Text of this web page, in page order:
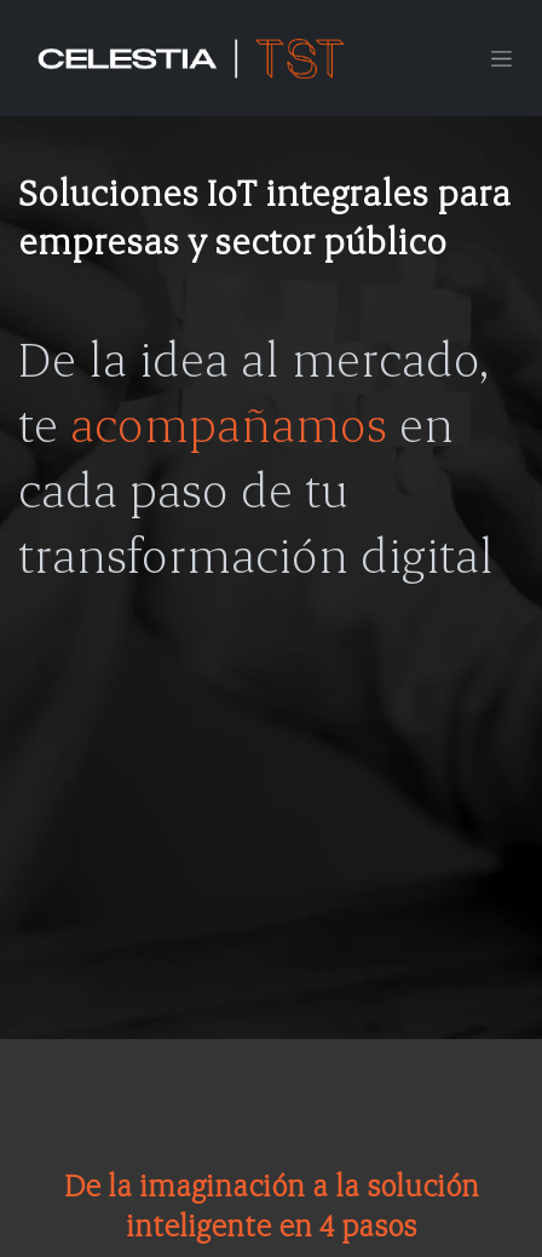
Soluciones IoT integrales para
empresas y sector público
De la idea al mercado,
te acompañamos en
cada paso de tu
transformación digital
De la imaginación a la solución
inteligente en 4 pasos